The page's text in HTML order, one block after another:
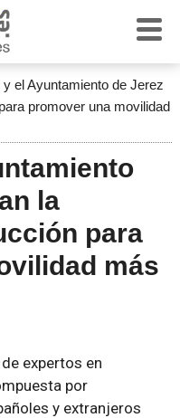
el Ayuntamiento de Jerez
promover una movilidad
la
para
más
expertos en
por
y extranjeros